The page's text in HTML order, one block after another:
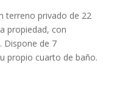
terreno privado de 22
propiedad, con
Dispone de 7
propio cuarto de baño.